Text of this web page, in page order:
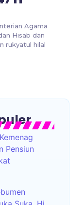
Agama
Hisab dan
rukyatul hilal
Pensiun